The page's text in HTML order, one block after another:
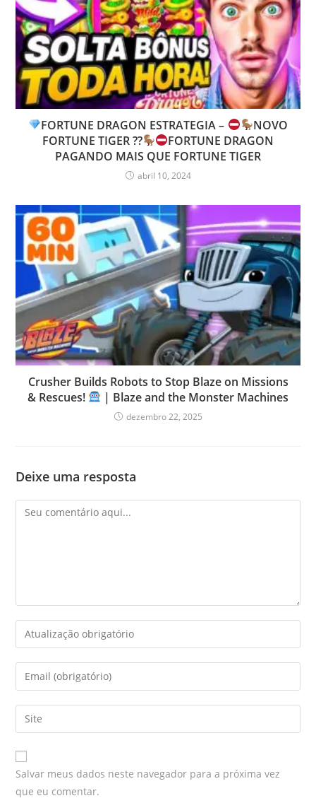
FORTUNE DRAGON ESTRATEGIA –
NOVO
FORTUNE TIGER ??
FORTUNE DRAGON
PAGANDO MAIS QUE FORTUNE TIGER
abril 10, 2024
Crusher Builds Robots to Stop Blaze on Missions
& Rescues!
| Blaze and the Monster Machines
dezembro 22, 2025
Deixe uma resposta
Salvar meus dados neste navegador para a próxima vez
que eu comentar.